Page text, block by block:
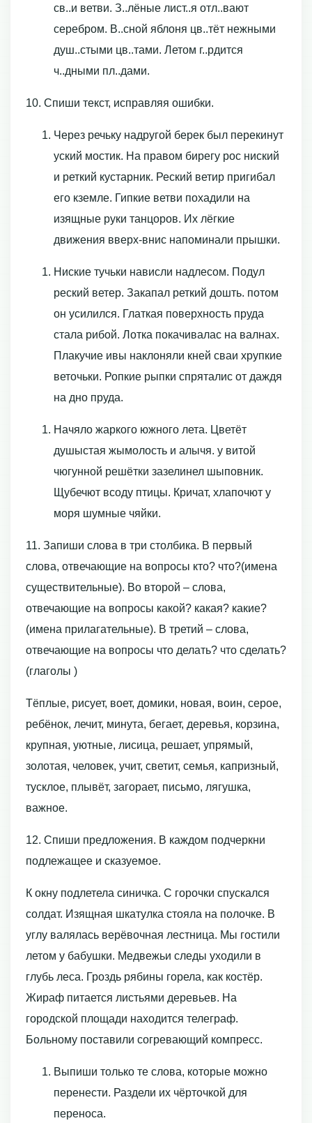
св..и ветви. З..лёные лист..я отл..вают
серебром. В..сной яблоня цв..тёт нежными
душ..стыми цв..тами. Летом г..рдится
ч..дными пл..дами.
10. Спиши текст, исправляя ошибки.
Через речьку надругой берек был перекинут
уский мостик. На правом бирегу рос ниский
и реткий кустарник. Реский ветир пригибал
его кземле. Гипкие ветви похадили на
изящные руки танцоров. Их лёгкие
движения вверх-внис напоминали прышки.
Ниские тучьки нависли надлесом. Подул
реский ветер. Закапал реткий дошть. потом
он усилился. Глаткая поверхность пруда
стала рибой. Лотка покачивалас на валнах.
Плакучие ивы наклоняли кней сваи хрупкие
веточьки. Ропкие рыпки спряталис от даждя
на дно пруда.
Начяло жаркого южного лета. Цветёт
душыстая жымолость и алычя. у витой
чюгунной решётки зазелинел шыповник.
Щубечют всоду птицы. Кричат, хлапочют у
моря шумные чяйки.
11. Запиши слова в три столбика. В первый
слова, отвечающие на вопросы кто? что?(имена
существительные). Во второй – слова,
отвечающие на вопросы какой? какая? какие?
(имена прилагательные). В третий – слова,
отвечающие на вопросы что делать? что сделать?
(глаголы )
Тёплые, рисует, воет, домики, новая, воин, серое,
ребёнок, лечит, минута, бегает, деревья, корзина,
крупная, уютные, лисица, решает, упрямый,
золотая, человек, учит, светит, семья, капризный,
тусклое, плывёт, загорает, письмо, лягушка,
важное.
12. Спиши предложения. В каждом подчеркни
подлежащее и сказуемое.
К окну подлетела синичка. С горочки спускался
солдат. Изящная шкатулка стояла на полочке. В
углу валялась верёвочная лестница. Мы гостили
летом у бабушки. Медвежьи следы уходили в
глубь леса. Гроздь рябины горела, как костёр.
Жираф питается листьями деревьев. На
городской площади находится телеграф.
Больному поставили согревающий компресс.
Выпиши только те слова, которые можно
перенести. Раздели их чёрточкой для
переноса.